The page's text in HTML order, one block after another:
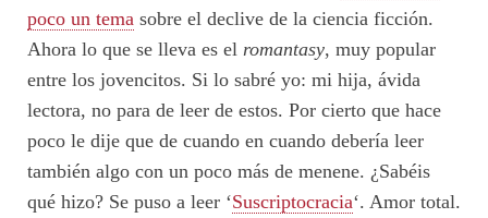
poco un tema sobre el declive de la ciencia ficción.
Ahora lo que se lleva es el romantasy, muy popular
entre los jovencitos. Si lo sabré yo: mi hija, ávida
lectora, no para de leer de estos. Por cierto que hace
poco le dije que de cuando en cuando debería leer
también algo con un poco más de menene. ¿Sabéis
qué hizo? Se puso a leer ‘Suscriptocracia‘. Amor total.